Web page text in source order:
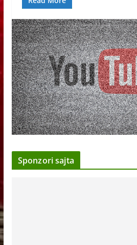
Sponzori sajta